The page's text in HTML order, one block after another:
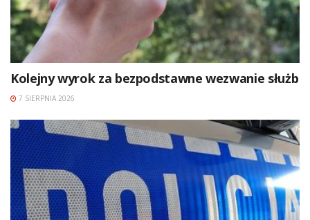
Kolejny wyrok za bezpodstawne wezwanie służb
7 SIERPNIA 2026